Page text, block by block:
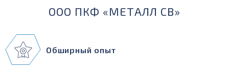
ООО ПКФ «МЕТАЛЛ СВ»
Обширный опыт